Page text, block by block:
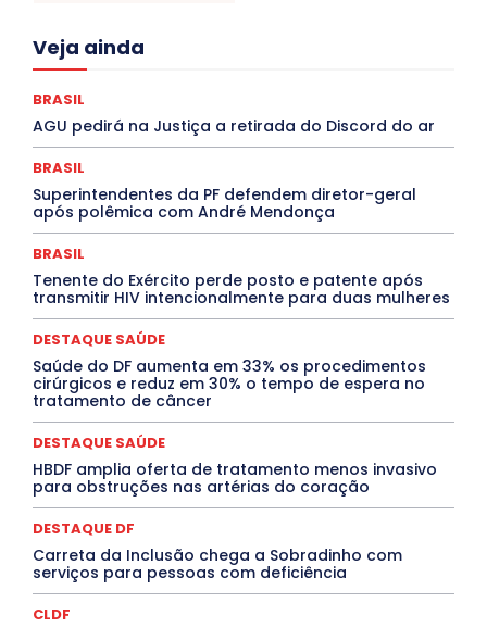
Veja ainda
Acre
Congressuanas & Esplanadumas
Covid-19
Crônica Política Crônicas
CULTURA
Cultura e Tal
DANÇA Dengue
Denuncia
DESTAQUE BRASIL
DESTAQUE DF
DESTAQUE SAÚDE
DESTAQUES OUTROS
DISTRITO FEDERAL
EDUCAÇÃO
ELEIÇÕES
EMPREGO E OPORTUNIDADES
Especial
Espírito Santo ESPORTE
ESTÁGIO
Febre Oropouche
FILMES
INTELIGÊNCIA ARTIFICIAL
INTERNACIONAL
LITERATURA
Marburg
MEIO AMBIENTE
MÚSICA
O Plantonista Opinião Oropouche
Paraíba
Paraná Pernambuco Piauí
POLÍTICA
PROCESSO SELETIVO
QUALIFICAÇÃO PROFISSIONAL
RESIDÊNCIA
Rio de Janeiro
Santa Catarina
São Paulo SARAMPO
SAÚDE
Saúde Agora
SEGURANÇA
Soltando o Verbo
TÁ FROID?
TEATRO TECNOLOGIA
TIC TAC
Mais
BRASIL
AGU pedirá na Justiça a retirada do Discord do ar
BRASIL
Superintendentes da PF defendem diretor-geral
após polêmica com André Mendonça
BRASIL
Tenente do Exército perde posto e patente após
transmitir HIV intencionalmente para duas mulheres
DESTAQUE SAÚDE
Saúde do DF aumenta em 33% os procedimentos
cirúrgicos e reduz em 30% o tempo de espera no
tratamento de câncer
DESTAQUE SAÚDE
HBDF amplia oferta de tratamento menos invasivo
para obstruções nas artérias do coração
DESTAQUE DF
Carreta da Inclusão chega a Sobradinho com
serviços para pessoas com deficiência
CLDF